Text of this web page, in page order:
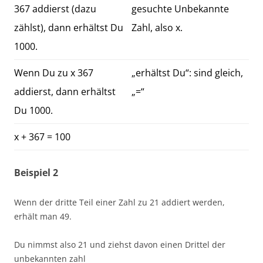
367 addierst (dazu
zählst), dann erhältst Du
1000.
gesuchte Unbekannte
Zahl, also x.
Wenn Du zu x 367
addierst, dann erhältst
Du 1000.
„erhältst Du“: sind gleich,
„=“
x + 367 = 100
Beispiel 2
Wenn der dritte Teil einer Zahl zu 21 addiert werden,
erhält man 49.
Du nimmst also 21 und ziehst davon einen Drittel der
unbekannten zahl